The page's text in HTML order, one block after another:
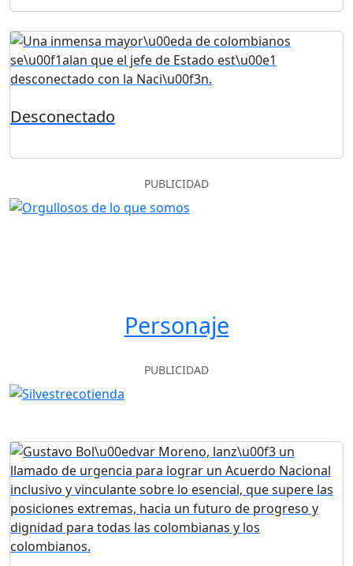
Desconectado
PUBLICIDAD
Personaje
PUBLICIDAD